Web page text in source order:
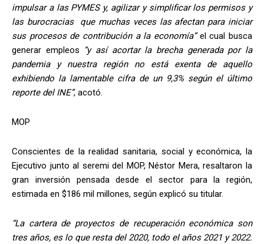
impulsar a las PYMES y, agilizar y simplificar los permisos y
las burocracias que muchas veces las afectan para iniciar
sus procesos de contribución a la economía”el cual busca
generar empleos “y así acortar la brecha generada por la
pandemia y nuestra región no está exenta de aquello
exhibiendo la lamentable cifra de un 9,3% según el último
reporte del INE”, acotó.
MOP
Conscientes de la realidad sanitaria, social y económica, la
Ejecutivo junto al seremi del MOP, Néstor Mera, resaltaron la
gran inversión pensada desde el sector para la región,
estimada en $186 mil millones, según explicó su titular.
“La cartera de proyectos de recuperación económica son
tres años, es lo que resta del 2020, todo el años 2021 y 2022.